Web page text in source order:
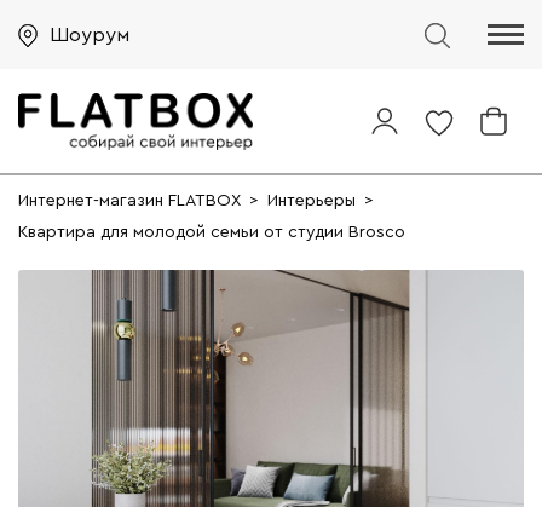
Шоурум
Интернет-магазин FLATBOX > Интерьеры
>
Квартира для молодой семьи от студии Brosco